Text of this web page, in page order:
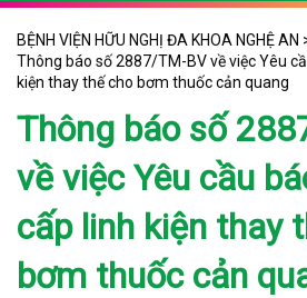
BỆNH VIỆN HỮU NGHỊ ĐA KHOA NGHỆ AN
Thông báo số 2887/TM-BV về việc Yêu
kiện thay thế cho bơm thuốc cản quang
Thông báo số
về việc Yêu cầu
cấp linh kiện thay
bơm thuốc cản